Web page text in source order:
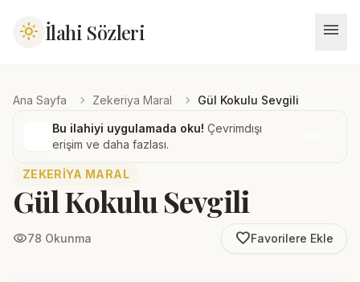
light_mode İlahi Sözleri menu
Ana Sayfa chevron_right Zekeriya Maral chevron_right Gül Kokulu Sevgili
Bu ilahiyi uygulamada oku! Çevrimdışı
erişim ve daha fazlası.
ZEKERIYA MARAL
Gül Kokulu Sevgili
visibility78 Okunma favorite_borderFavorilere Ekle